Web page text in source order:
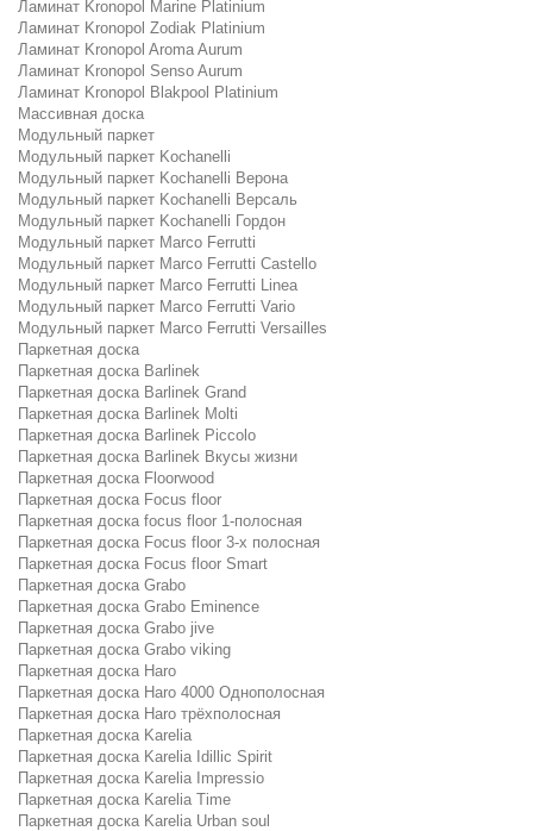
Ламинат Kronopol Marine Platinium
Ламинат Kronopol Zodiak Platinium
Ламинат Kronopol Aroma Aurum
Ламинат Kronopol Senso Aurum
Ламинат Kronopol Blakpool Platinium
Массивная доска
Модульный паркет
Модульный паркет Kochanelli
Модульный паркет Kochanelli Верона
Модульный паркет Kochanelli Версаль
Модульный паркет Kochanelli Гордон
Модульный паркет Marco Ferrutti
Модульный паркет Marco Ferrutti Castello
Модульный паркет Marco Ferrutti Linea
Модульный паркет Marco Ferrutti Vario
Модульный паркет Marco Ferrutti Versailles
Паркетная доска
Паркетная доска Barlinek
Паркетная доска Barlinek Grand
Паркетная доска Barlinek Molti
Паркетная доска Barlinek Piccolo
Паркетная доска Barlinek Вкусы жизни
Паркетная доска Floorwood
Паркетная доска Focus floor
Паркетная доска focus floor 1-полосная
Паркетная доска Focus floor 3-х полосная
Паркетная доска Focus floor Smart
Паркетная доска Grabo
Паркетная доска Grabo Eminence
Паркетная доска Grabo jive
Паркетная доска Grabo viking
Паркетная доска Haro
Паркетная доска Haro 4000 Однополосная
Паркетная доска Haro трёхполосная
Паркетная доска Karelia
Паркетная доска Karelia Idillic Spirit
Паркетная доска Karelia Impressio
Паркетная доска Karelia Time
Паркетная доска Karelia Urban soul